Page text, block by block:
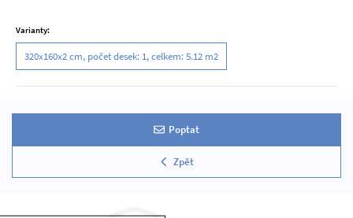
Varianty:
320x160x2 cm, počet desek: 1, celkem: 5.12 m2
Poptat
Zpět